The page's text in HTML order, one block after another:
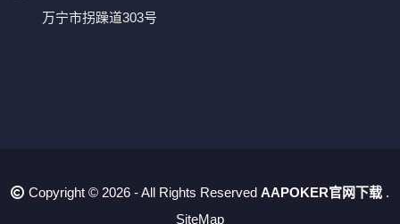
万宁市拐躁道303号
Copyright © 2026 - All Rights Reserved AAPOKER官网下载 .
SiteMap